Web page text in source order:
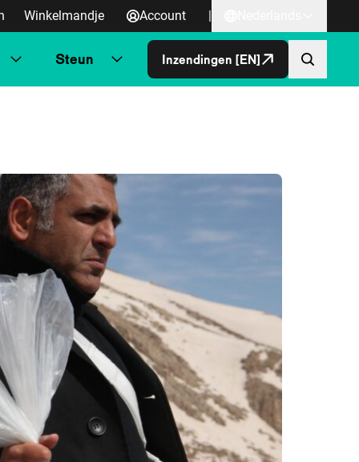
Winkelmandje Account |
Steun Inzendingen [EN]